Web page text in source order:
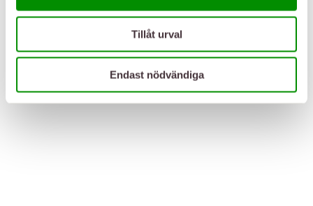
Tillåt urval
Endast nödvändiga